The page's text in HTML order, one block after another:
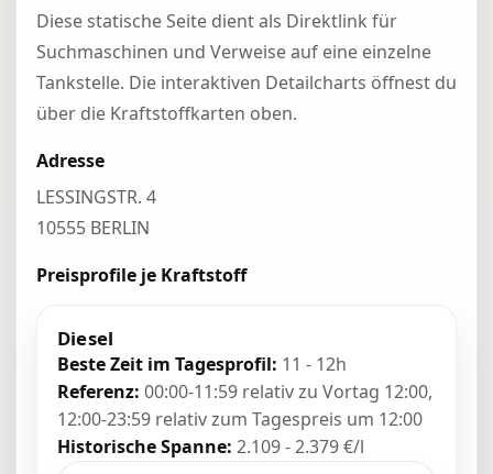
Diese statische Seite dient als Direktlink für
Suchmaschinen und Verweise auf eine einzelne
Tankstelle. Die interaktiven Detailcharts öffnest du
über die Kraftstoffkarten oben.
Adresse
LESSINGSTR. 4
10555 BERLIN
Preisprofile je Kraftstoff
Diesel
Beste Zeit im Tagesprofil: 11 - 12h
Referenz: 00:00-11:59 relativ zu Vortag 12:00,
12:00-23:59 relativ zum Tagespreis um 12:00
Historische Spanne: 2.109 - 2.379 €/l